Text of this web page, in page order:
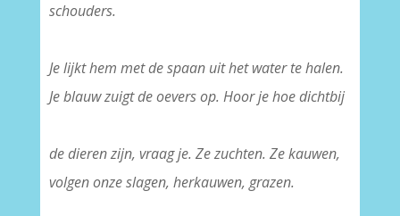
schouders.
Je lijkt hem met de spaan uit het water te halen.
Je blauw zuigt de oevers op. Hoor je hoe dichtbij
de dieren zijn, vraag je. Ze zuchten. Ze kauwen,
volgen onze slagen, herkauwen, grazen.